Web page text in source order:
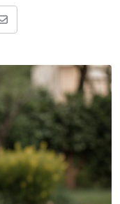
Share
Email